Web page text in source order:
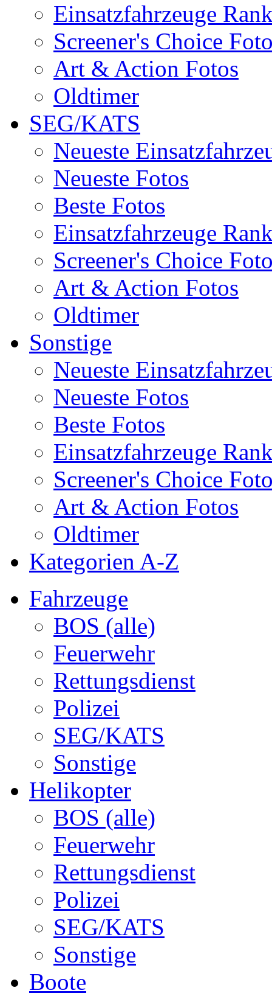
Einsatzfahrzeuge
Screener's Choice
Art & Action Fotos
Oldtimer
SEG/KATS
Neueste
Neueste Fotos
Beste Fotos
Einsatzfahrzeuge
Screener's Choice
Art & Action Fotos
Oldtimer
Sonstige
Neueste
Neueste Fotos
Beste Fotos
Einsatzfahrzeuge
Screener's Choice
Art & Action Fotos
Oldtimer
Kategorien A-Z
Fahrzeuge
BOS (alle)
Feuerwehr
Rettungsdienst
Polizei
SEG/KATS
Sonstige
Helikopter
BOS (alle)
Feuerwehr
Rettungsdienst
Polizei
SEG/KATS
Sonstige
Boote